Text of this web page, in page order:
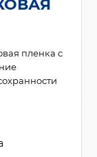
пленка с